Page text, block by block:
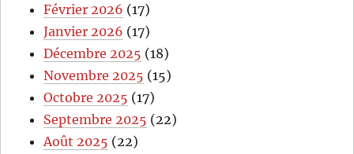
Février 2026 (17)
Janvier 2026 (17)
Décembre 2025 (18)
Novembre 2025 (15)
Octobre 2025 (17)
Septembre 2025 (22)
Août 2025 (22)